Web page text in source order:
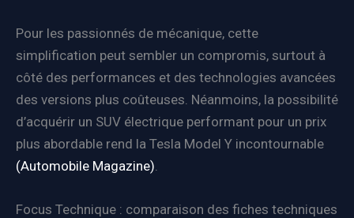
Pour les passionnés de mécanique, cette
simplification peut sembler un compromis, surtout à
côté des performances et des technologies avancées
des versions plus coûteuses. Néanmoins, la possibilité
d’acquérir un SUV électrique performant pour un prix
plus abordable rend la Tesla Model Y incontournable
(Automobile Magazine)
Focus Technique : comparaison des fiches techniques